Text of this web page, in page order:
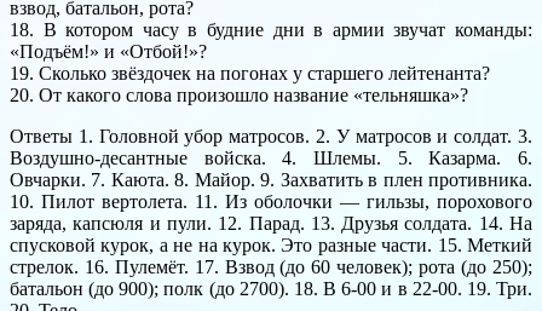
взвод, батальон, рота?
18. В котором часу в будние дни в армии звучат команды:
«Подъём!» и «Отбой!»?
19. Сколько звёздочек на погонах у старшего лейтенанта?
20. От какого слова произошло название «тельняшка»?
Ответы 1. Головной убор матросов. 2. У матросов и солдат. 3.
Воздушно-десантные войска. 4. Шлемы. 5. Казарма. 6.
Овчарки. 7. Каюта. 8. Майор. 9. Захватить в плен противника.
10. Пилот вертолета. 11. Из оболочки — гильзы, порохового
заряда, капсюля и пули. 12. Парад. 13. Друзья солдата. 14. На
спусковой курок, а не на курок. Это разные части. 15. Меткий
стрелок. 16. Пулемёт. 17. Взвод (до 60 человек); рота (до 250);
батальон (до 900); полк (до 2700). 18. В 6-00 и в 22-00. 19. Три.